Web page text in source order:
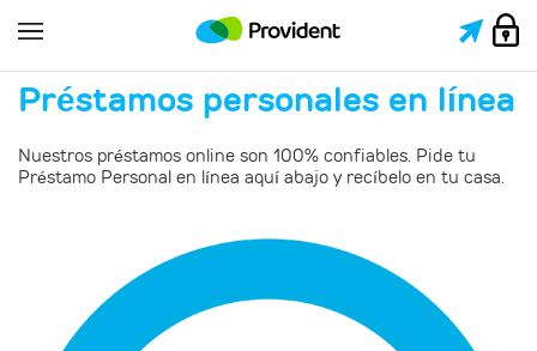
Préstamos personales en línea
Nuestros préstamos online son 100% confiables. Pide tu
Préstamo Personal en línea aquí abajo y recíbelo en tu casa.